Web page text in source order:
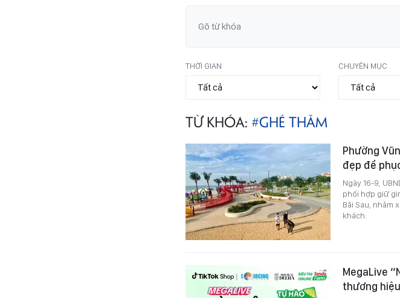
THỜI GIAN CHUYÊN MỤC
TỪ KHÓA: #GHÉ THĂM
Phường
đẹp để
Ngày 16-9,
phối hợp giữ
Bãi Sau, nhằm
khách.
MegaLive
thương